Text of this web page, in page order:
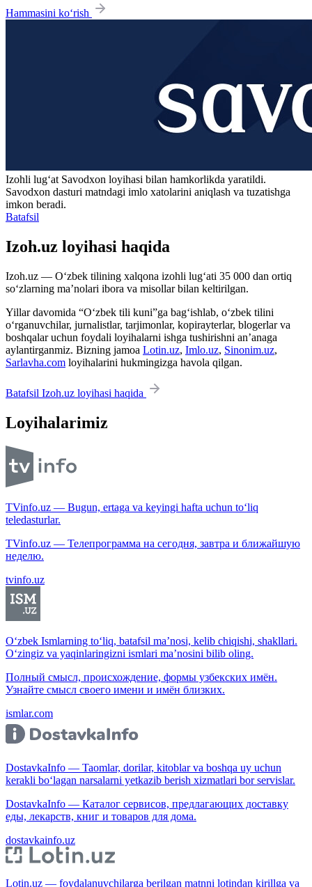
Hammasini ko‘rish
Izohli lugʻat Savodxon loyihasi bilan hamkorlikda yaratildi.
Savodxon dasturi matndagi imlo xatolarini aniqlash va tuzatishga
imkon beradi.
Batafsil
Izoh.uz loyihasi haqida
Izoh.uz — O‘zbek tilining xalqona izohli lug‘ati 35 000 dan ortiq
so‘zlarning ma’nolari ibora va misollar bilan keltirilgan.
Yillar davomida “O‘zbek tili kuni”ga bag‘ishlab, o‘zbek tilini
o‘rganuvchilar, jurnalistlar, tarjimonlar, kopirayterlar, blogerlar va
boshqalar uchun foydali loyihalarni ishga tushirishni an’anaga
aylantirganmiz. Bizning jamoa Lotin.uz, Imlo.uz, Sinonim.uz,
Sarlavha.com loyihalarini hukmingizga havola qilgan.
Batafsil Izoh.uz loyihasi haqida
Loyihalarimiz
TVinfo.uz — Bugun, ertaga va keyingi hafta uchun to‘liq
teledasturlar.
TVinfo.uz — Телепрограмма на сегодня, завтра и ближайшую
неделю.
tvinfo.uz
O‘zbek Ismlarning to‘liq, batafsil ma’nosi, kelib chiqishi, shakllari.
O‘zingiz va yaqinlaringizni ismlari ma’nosini bilib oling.
Полный смысл, происхождение, формы узбекских имён.
Узнайте смысл своего имени и имён близких.
ismlar.com
DostavkaInfo — Taomlar, dorilar, kitoblar va boshqa uy uchun
kerakli bo‘lagan narsalarni yetkazib berish xizmatlari bor servislar.
DostavkaInfo — Каталог сервисов, предлагающих доставку
еды, лекарств, книг и товаров для дома.
dostavkainfo.uz
Lotin.uz — foydalanuvchilarga berilgan matnni lotindan kirillga va